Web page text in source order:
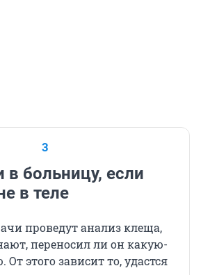
3
в больницу, если
в теле
проведут анализ клеща,
переносил ли он какую-
этого зависит то, удастся